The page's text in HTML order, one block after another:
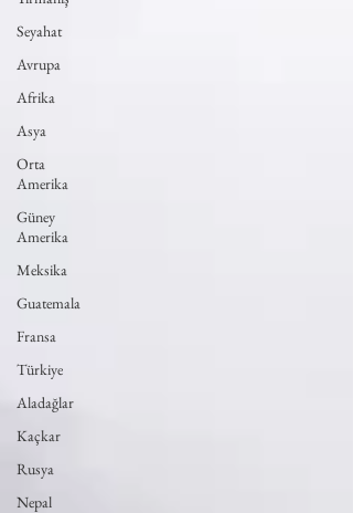
Seyahat
Avrupa
Afrika
Asya
Orta
Amerika
Güney
Amerika
Meksika
Guatemala
Fransa
Türkiye
Aladağlar
Kaçkar
Rusya
Nepal